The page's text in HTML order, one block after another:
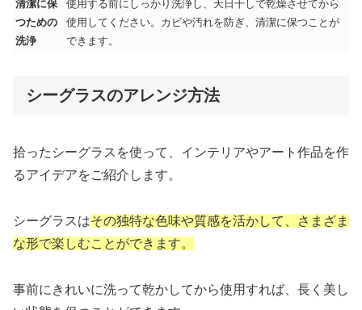
清潔に保
つための
洗浄
使用する前にしっかり洗浄し、天日干しで乾燥させてから
使用してください。カビや汚れを防ぎ、清潔に保つことが
できます。
シーグラスのアレンジ方法
拾ったシーグラスを使って、インテリアやアート作品を作
るアイデアをご紹介します。
シーグラスはその独特な色味や質感を活かして、さまざま
な形で楽しむことができます。
事前にきれいに洗って乾かしてから使用すれば、長く美し